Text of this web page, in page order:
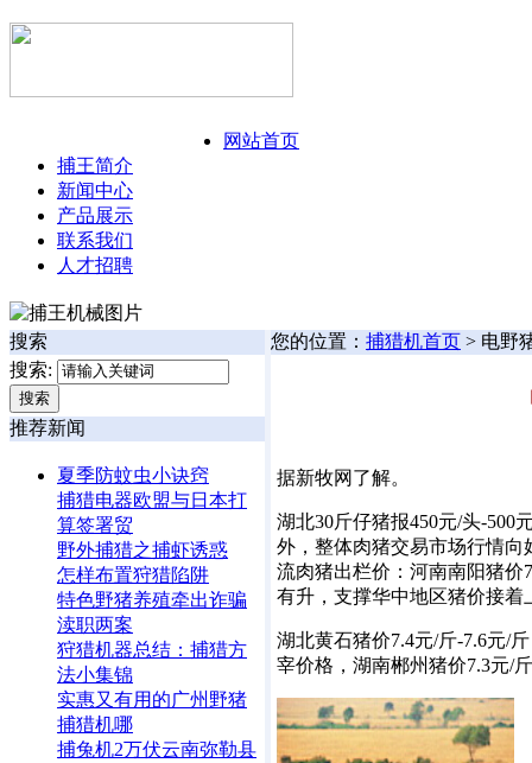
126年8月8日 星期六
网站首页
捕王简介
新闻中心
产品展示
联系我们
人才招聘
搜索
搜索:
推荐新闻
夏季防蚊虫小诀窍
捕猎电器欧盟与日本打
算签署贸
野外捕猎之捕虾诱惑
怎样布置狩猎陷阱
特色野猪养殖牵出诈骗
渎职两案
狩猎机器总结：捕猎方
法小集锦
实惠又有用的广州野猪
捕猎机哪
捕兔机2万伏云南弥勒县
您的位置： 捕猎机首页 > 电野
据新牧网了解。
湖北30斤仔猪报450元/头-500
外，整体肉猪交易市场行情向
流肉猪出栏价：河南南阳猪价
有升，支撑华中地区猪价接着
湖北黄石猪价7.4元/斤-7.6元/
宰价格，湖南郴州猪价7.3元/